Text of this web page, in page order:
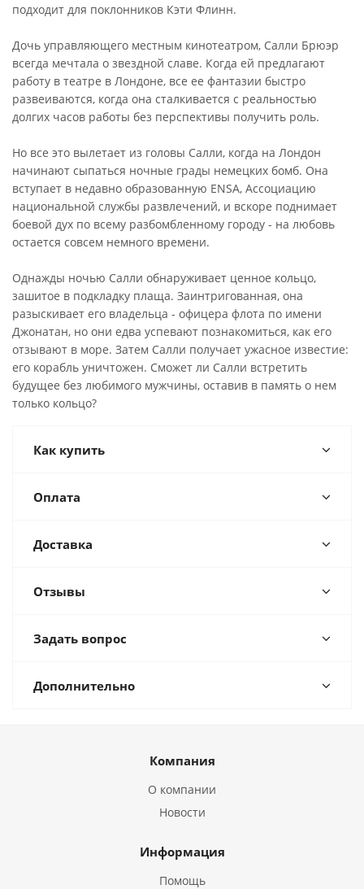
подходит для поклонников Кэти Флинн.
Дочь управляющего местным кинотеатром, Салли Брюэр
всегда мечтала о звездной славе. Когда ей предлагают
работу в театре в Лондоне, все ее фантазии быстро
развеиваются, когда она сталкивается с реальностью
долгих часов работы без перспективы получить роль.
Но все это вылетает из головы Салли, когда на Лондон
начинают сыпаться ночные грады немецких бомб. Она
вступает в недавно образованную ENSA, Ассоциацию
национальной службы развлечений, и вскоре поднимает
боевой дух по всему разбомбленному городу - на любовь
остается совсем немного времени.
Однажды ночью Салли обнаруживает ценное кольцо,
зашитое в подкладку плаща. Заинтригованная, она
разыскивает его владельца - офицера флота по имени
Джонатан, но они едва успевают познакомиться, как его
отзывают в море. Затем Салли получает ужасное известие:
его корабль уничтожен. Сможет ли Салли встретить
будущее без любимого мужчины, оставив в память о нем
только кольцо?
Как купить
Оплата
Доставка
Отзывы
Задать вопрос
Дополнительно
Компания
О компании
Новости
Информация
Помощь